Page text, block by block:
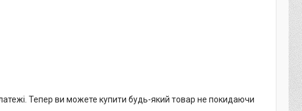
Тепер ви можете купити будь-який товар не покидаючи